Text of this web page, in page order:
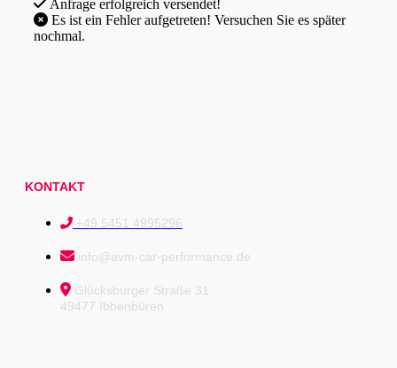
Anfrage erfolgreich versendet!
nochmal.
KONTAKT
+49 5451 4995296
info@avm-car-performance.de
Glücksburger Straße 31
49477 Ibbenbüren